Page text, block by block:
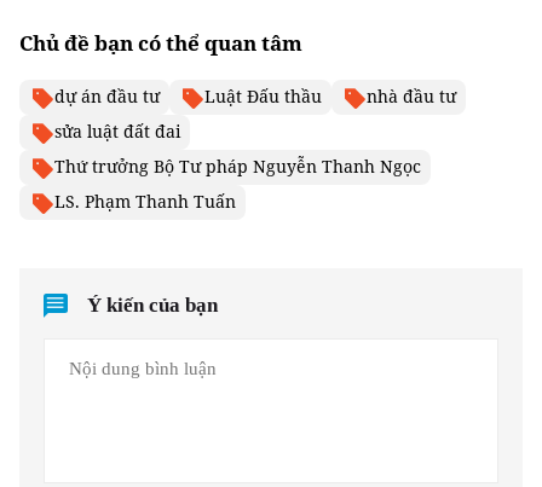
Chủ đề bạn có thể quan tâm
dự án đầu tư Luật Đấu thầu
nhà đầu tư
sửa luật đất đai
Thứ trưởng Bộ Tư pháp Nguyễn Thanh Ngọc
LS. Phạm Thanh Tuấn
Ý kiến của bạn